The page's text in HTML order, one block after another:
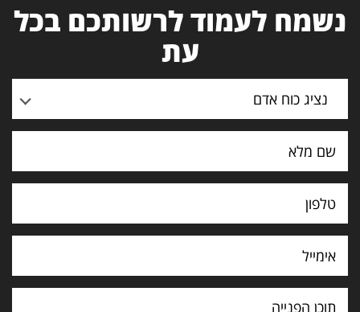
נשמח לעמוד לרשותכם בכל
עת
נציג כוח אדם
תוכן
הפנייה